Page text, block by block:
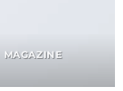
MAGAZINE